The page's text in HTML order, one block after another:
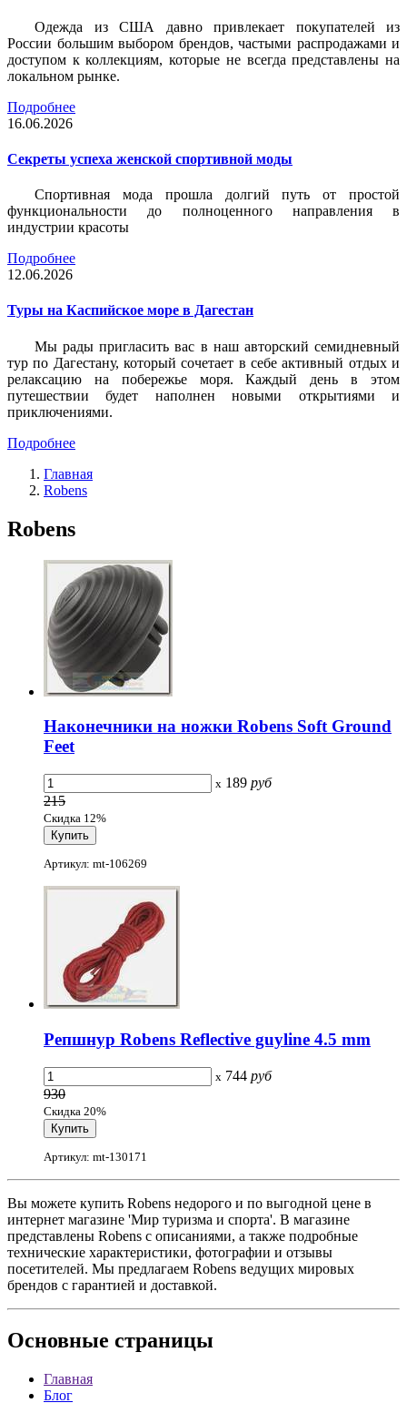
Одежда из США давно привлекает покупателей из
России большим выбором брендов, частыми распродажами и
доступом к коллекциям, которые не всегда представлены на
локальном рынке.
Подробнее
16.06.2026
Секреты успеха женской спортивной моды
Спортивная мода прошла долгий путь от простой
функциональности до полноценного направления в
индустрии красоты
Подробнее
12.06.2026
Туры на Каспийское море в Дагестан
Мы рады пригласить вас в наш авторский семидневный
тур по Дагестану, который сочетает в себе активный отдых и
релаксацию на побережье моря. Каждый день в этом
путешествии будет наполнен новыми открытиями и
приключениями.
Подробнее
Главная
Robens
Robens
Наконечники на ножки Robens Soft Ground
Feet
x 189 руб
215
Скидка 12%
Артикул: mt-106269
Репшнур Robens Reflective guyline 4.5 mm
x 744 руб
930
Скидка 20%
Артикул: mt-130171
Вы можете купить Robens недорого и по выгодной цене в
интернет магазине 'Мир туризма и спорта'. В магазине
представлены Robens с описаниями, а также подробные
технические характеристики, фотографии и отзывы
посетителей. Мы предлагаем Robens ведущих мировых
брендов с гарантией и доставкой.
Основные страницы
Главная
Блог